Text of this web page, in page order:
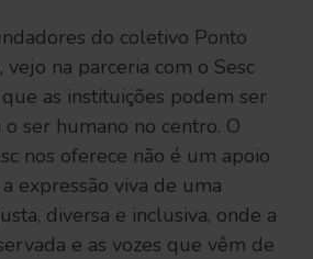
do coletivo Ponto
na parceria com o Sesc
as instituições podem ser
ser humano no centro. O
nos oferece não é um apoio
expressão viva de uma
diversa e inclusiva, onde a
e as vozes que vêm de